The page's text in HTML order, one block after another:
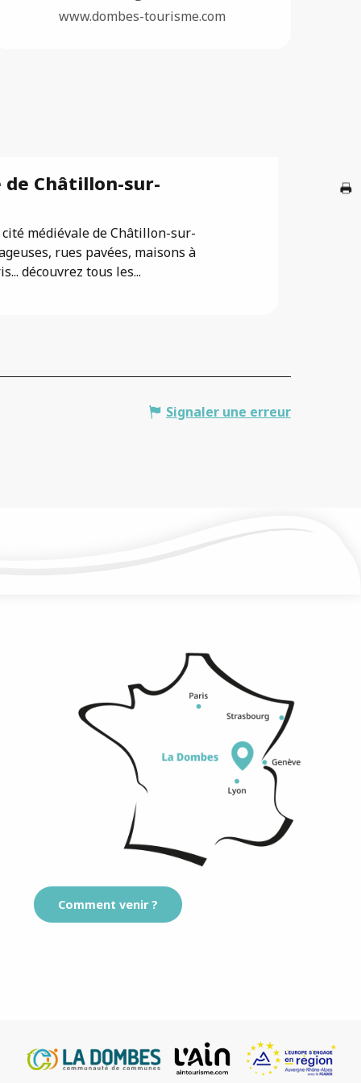
www.dombes-tourisme.com
Châtillon-sur-
médiévale de Châtillon-sur-
rues pavées, maisons à
découvrez tous les...
Signaler une erreur
Comment venir ?